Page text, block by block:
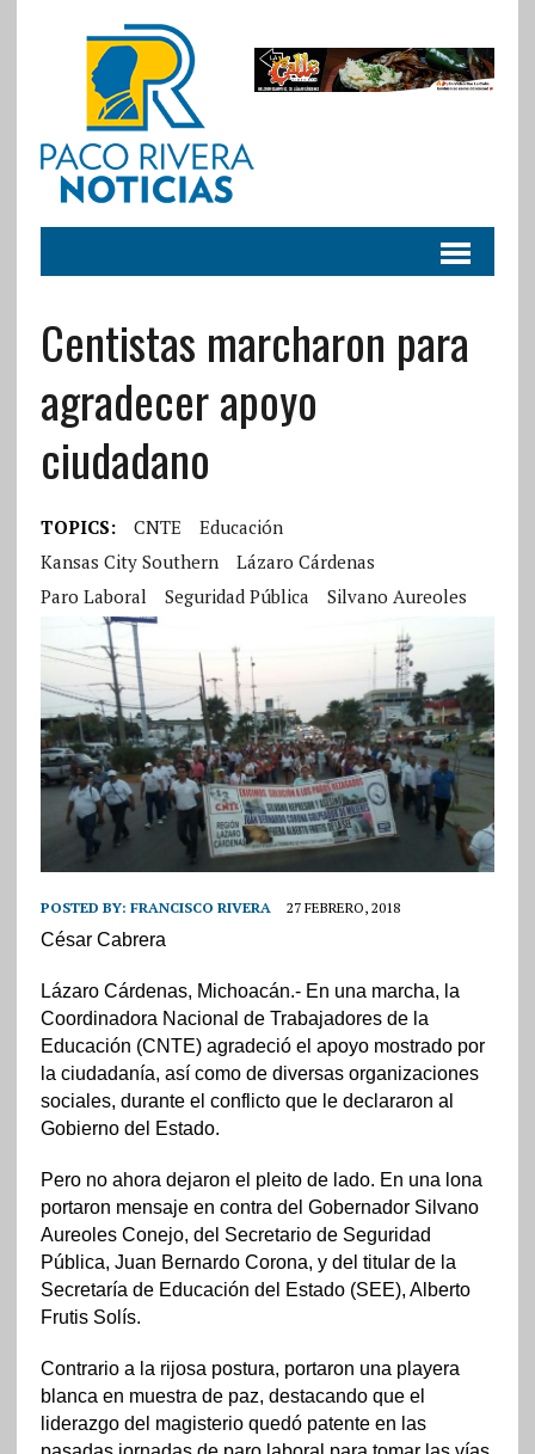
Centistas marcharon para
agradecer apoyo
ciudadano
TOPICS: CNTE
Educación
Kansas City Southern
Lázaro Cárdenas
Paro Laboral
Seguridad Pública Silvano Aureoles
POSTED BY: FRANCISCO RIVERA 27 FEBRERO, 2018
César Cabrera
Lázaro Cárdenas, Michoacán.- En una marcha, la
Coordinadora Nacional de Trabajadores de la
Educación (CNTE) agradeció el apoyo mostrado por
la ciudadanía, así como de diversas organizaciones
sociales, durante el conflicto que le declararon al
Gobierno del Estado.
Pero no ahora dejaron el pleito de lado. En una lona
portaron mensaje en contra del Gobernador Silvano
Aureoles Conejo, del Secretario de Seguridad
Pública, Juan Bernardo Corona, y del titular de la
Secretaría de Educación del Estado (SEE), Alberto
Frutis Solís.
Contrario a la rijosa postura, portaron una playera
blanca en muestra de paz, destacando que el
liderazgo del magisterio quedó patente en las